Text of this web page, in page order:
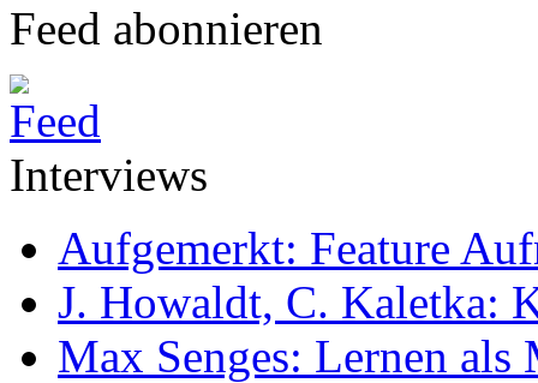
Feed abonnieren
Interviews
Aufgemerkt: Feature
J. Howaldt, C. Kaletka:
Max Senges: Lernen als